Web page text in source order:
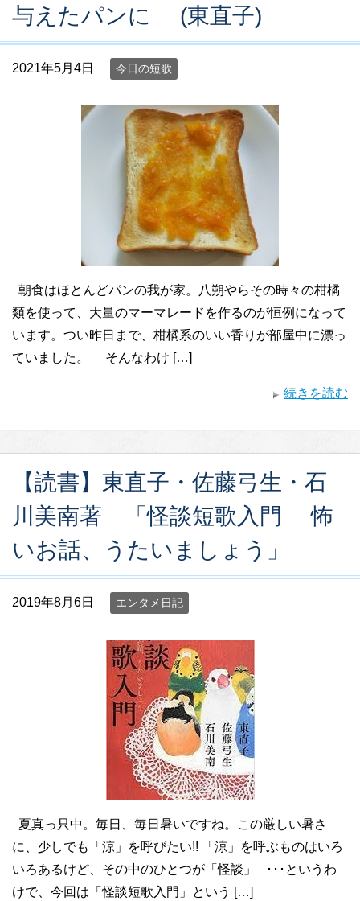
与えたパンに (東直子)
2021年5月4日 今日の短歌
朝食はほとんどパンの我が家。八朔やらその時々の柑橘
類を使って、大量のマーマレードを作るのが恒例になって
います。つい昨日まで、柑橘系のいい香りが部屋中に漂っ
ていました。 そんなわけ […]
続きを読む
【読書】東直子・佐藤弓生・石
川美南著 「怪談短歌入門 怖
いお話、うたいましょう」
2019年8月6日 エンタメ日記
夏真っ只中。毎日、毎日暑いですね。この厳しい暑さ
に、少しでも「涼」を呼びたい!! 「涼」を呼ぶものはいろ
いろあるけど、その中のひとつが「怪談」 ･･･というわ
けで、今回は「怪談短歌入門」という […]